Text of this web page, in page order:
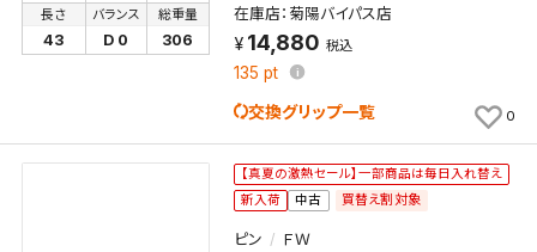
長さ
43
バランス
D 0
総重量
306
在庫店：菊陽バイパス店
14,880 税込
135 pt
交換グリップ一覧 0
【真夏の激熱セール】一部商品は毎日入れ替え
新入荷
中古 買替え割対象
ピン ＦＷ